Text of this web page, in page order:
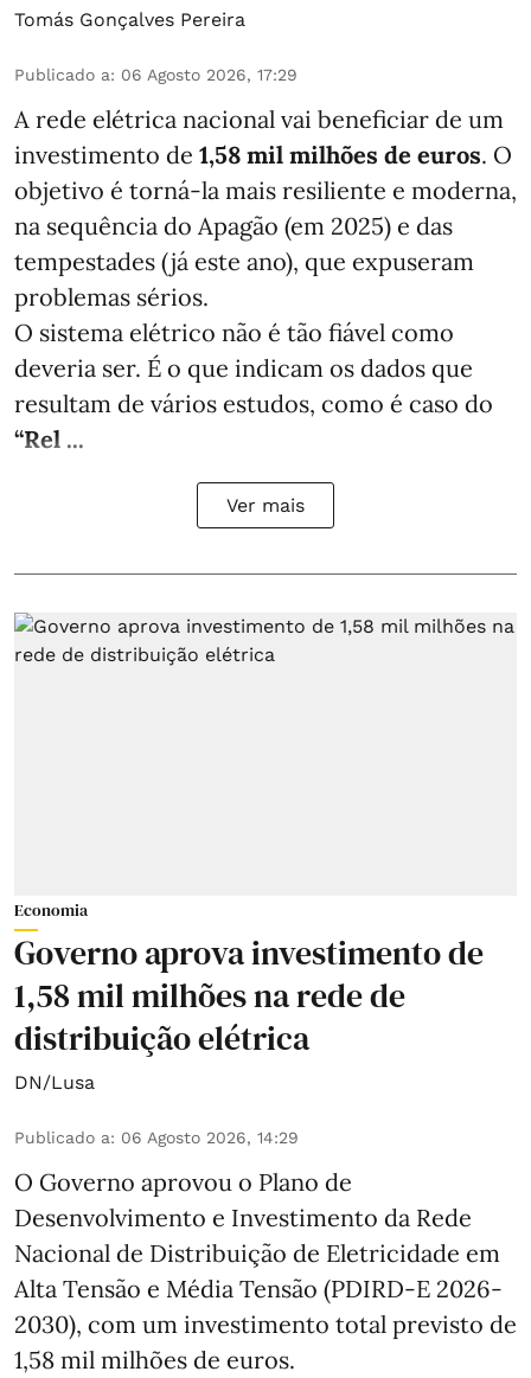
Tomás Gonçalves Pereira
Publicado a: 06 Agosto 2026, 17:29
A rede elétrica nacional vai beneficiar de um
investimento de 1,58 mil milhões de euros. O
objetivo é torná-la mais resiliente e moderna,
na sequência do Apagão (em 2025) e das
tempestades (já este ano), que expuseram
problemas sérios.
O sistema elétrico não é tão fiável como
deveria ser. É o que indicam os dados que
resultam de vários estudos, como é caso do
“Rel ...
Ver mais
Economia
Governo aprova investimento de
1,58 mil milhões na rede de
distribuição elétrica
DN/Lusa
Publicado a: 06 Agosto 2026, 14:29
O Governo aprovou o Plano de
Desenvolvimento e Investimento da Rede
Nacional de Distribuição de Eletricidade em
Alta Tensão e Média Tensão (PDIRD-E 2026-
2030), com um investimento total previsto de
1,58 mil milhões de euros.